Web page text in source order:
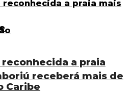
reconhecida a praia
Caribe
receberá mais de